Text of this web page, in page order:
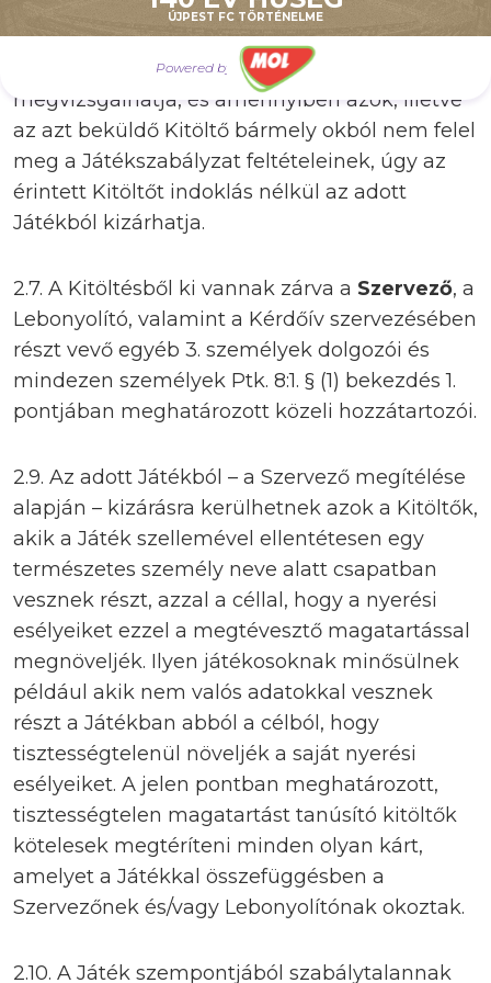
ÚJPEST FC TÖRTÉNELME
Powered by
2.6. A Kitöltéseket a Játékszabályzat
feltételeinek teljesítése céljából a Szervező
megvizsgálhatja, és amennyiben azok, illetve
az azt beküldő Kitöltő bármely okból nem felel
meg a Játékszabályzat feltételeinek, úgy az
érintett Kitöltőt indoklás nélkül az adott
Játékból kizárhatja.
2.7. A Kitöltésből ki vannak zárva a Szervező, a
Lebonyolító, valamint a Kérdőív szervezésében
részt vevő egyéb 3. személyek dolgozói és
mindezen személyek Ptk. 8:1. § (1) bekezdés 1.
pontjában meghatározott közeli hozzátartozói.
2.9. Az adott Játékból – a Szervező megítélése
alapján – kizárásra kerülhetnek azok a Kitöltők,
akik a Játék szellemével ellentétesen egy
természetes személy neve alatt csapatban
vesznek részt, azzal a céllal, hogy a nyerési
esélyeiket ezzel a megtévesztő magatartással
megnöveljék. Ilyen játékosoknak minősülnek
például akik nem valós adatokkal vesznek
részt a Játékban abból a célból, hogy
tisztességtelenül növeljék a saját nyerési
esélyeiket. A jelen pontban meghatározott,
tisztességtelen magatartást tanúsító kitöltők
kötelesek megtéríteni minden olyan kárt,
amelyet a Játékkal összefüggésben a
Szervezőnek és/vagy Lebonyolítónak okoztak.
2.10. A Játék szempontjából szabálytalannak